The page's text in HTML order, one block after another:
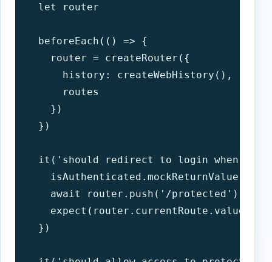
  let router
  beforeEach(() => {
    router = createRouter({
      history: createWebHistory(),
      routes
    })
  })
it('should redirect to login when
    await router.push('/protected')
  })